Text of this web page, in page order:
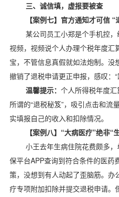
三、诚信填，虚报要被查
【案例七】官方通知才可信
某公司员工小郑是个手机控
视频，视频说个人办理个税年度汇
宝，不管信息真假就如法炮制。
撤销了退税申请更正申报，感叹：
温馨提示： 个人所得税年度
所谓的“退税秘笈”，吸引点击和
实填报自己的收入和扣除情况。
【案例八】“大病医疗”绝非“
小王去年生病住院花费颇多
保平台APP查询到符合条件的医
策，没想到有人动起了歪脑筋。办
疗专项附加扣除并提交退税申请